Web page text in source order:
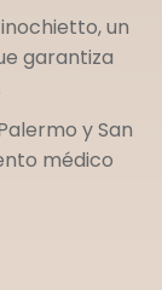
, un
garantiza
ySan
médico